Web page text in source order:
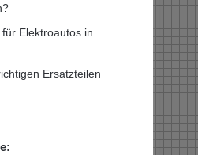
Elektroautos in
Ersatzteilen